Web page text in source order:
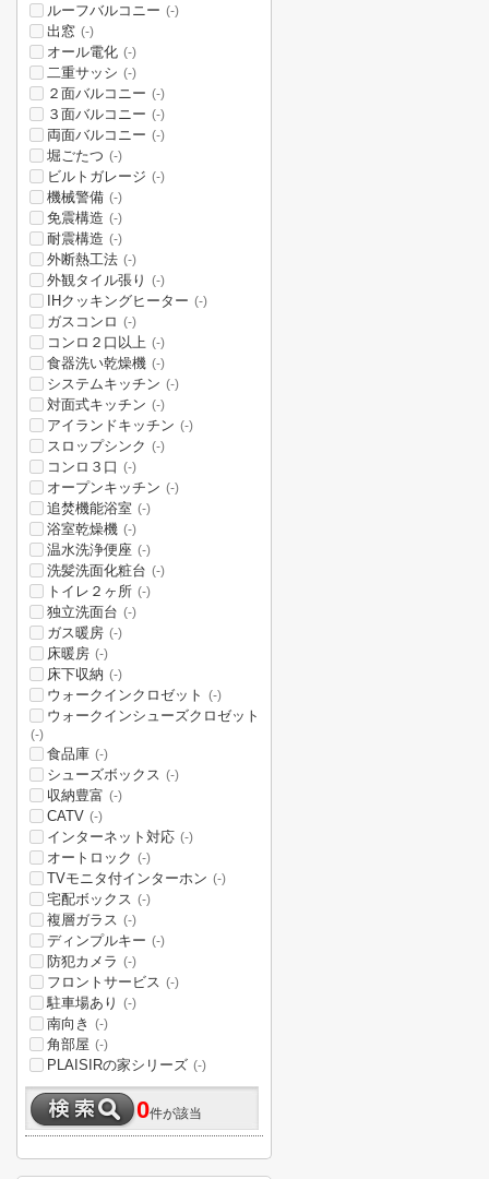
ルーフバルコニー (-)
出窓 (-)
オール電化 (-)
二重サッシ (-)
２面バルコニー (-)
３面バルコニー (-)
両面バルコニー (-)
堀ごたつ (-)
ビルトガレージ (-)
機械警備 (-)
免震構造 (-)
耐震構造 (-)
外断熱工法 (-)
外観タイル張り (-)
IHクッキングヒーター (-)
ガスコンロ (-)
コンロ２口以上 (-)
食器洗い乾燥機 (-)
システムキッチン (-)
対面式キッチン (-)
アイランドキッチン (-)
スロップシンク (-)
コンロ３口 (-)
オープンキッチン (-)
追焚機能浴室 (-)
浴室乾燥機 (-)
温水洗浄便座 (-)
洗髪洗面化粧台 (-)
トイレ２ヶ所 (-)
独立洗面台 (-)
ガス暖房 (-)
床暖房 (-)
床下収納 (-)
ウォークインクロゼット (-)
ウォークインシューズクロゼット
(-)
食品庫 (-)
シューズボックス (-)
収納豊富 (-)
CATV (-)
インターネット対応 (-)
オートロック (-)
TVモニタ付インターホン (-)
宅配ボックス (-)
複層ガラス (-)
ディンプルキー (-)
防犯カメラ (-)
フロントサービス (-)
駐車場あり (-)
南向き (-)
角部屋 (-)
PLAISIRの家シリーズ (-)
0件が該当